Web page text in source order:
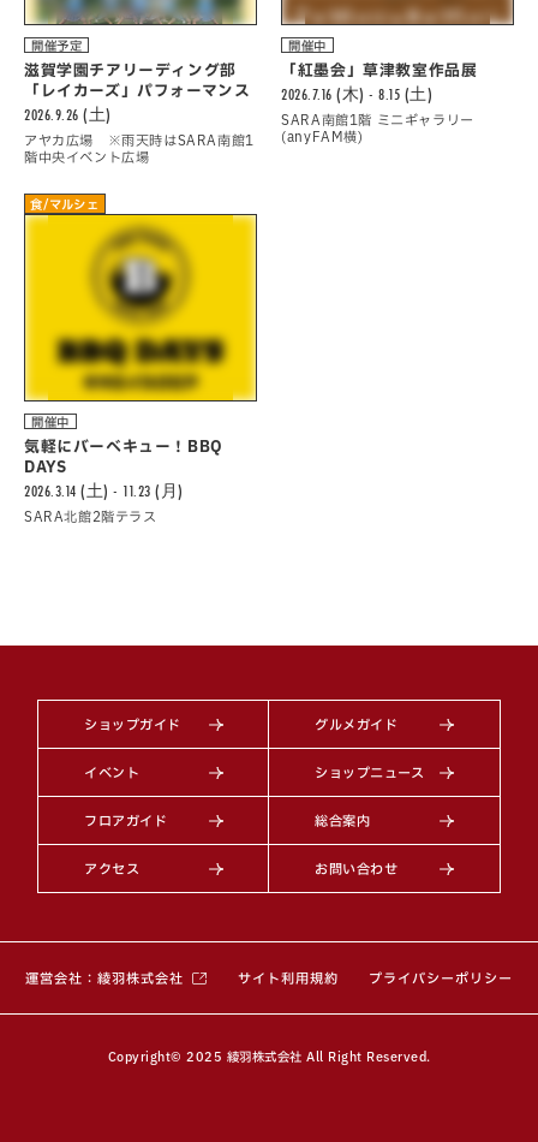
開催予定
滋賀学園チアリーディング部
「レイカーズ」パフォーマンス
2026.9.26 (土)
アヤカ広場 ※雨天時はSARA南館1
階中央イベント広場
開催中
「紅墨会」草津教室作品展
2026.7.16 (木) - 8.15 (土)
SARA南館1階 ミニギャラリー
(anyFAM横)
食/マルシェ
開催中
気軽にバーべキュー！BBQ
DAYS
2026.3.14 (土) - 11.23 (月)
SARA北館2階テラス
ショップガイド グルメガイド
イベント ショップニュース
フロアガイド 総合案内
アクセス お問い合わせ
運営会社：綾羽株式会社 （別ウィンドウで開きます）
サイト利用規約 プライバシーポリシー
Copyright© 2025 綾羽株式会社 All Right Reserved.